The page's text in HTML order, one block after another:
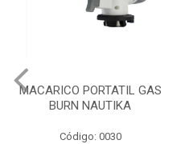
PORTATIL GAS
BURN NAUTIKA
Código: 0030